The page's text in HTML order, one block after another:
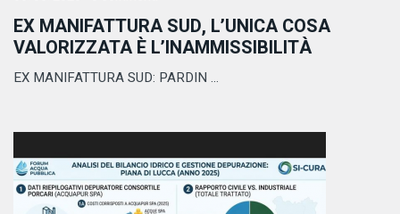
EX MANIFATTURA SUD, L’UNICA COSA
VALORIZZATA È L’INAMMISSIBILITÀ
EX MANIFATTURA SUD: PARDIN ...